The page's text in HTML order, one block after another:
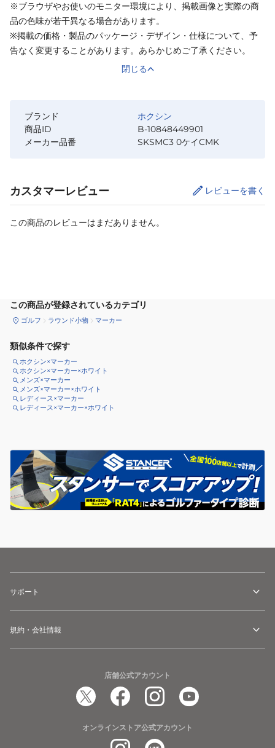
※ブラウザやお使いのモニター環境により、掲載画像と実際の商
品の色味が若干異なる場合があります。
※掲載の価格・製品のパッケージ・デザイン・仕様について、予
告なく変更することがあります。あらかじめご了承ください。
閉じる
ブランド
ホクシン
商品ID
B-10848449901
メーカー品番
SKSMC3 0ケイCMK
カスタマーレビュー レビューを書く
この商品のレビューはまだありません。
この商品が登録されているカテゴリ
ゴルフ ラウンド小物 マーカー
類似条件で探す
ホクシン×マーカー
ホクシン×マーカー×ホワイト
メンズ×マーカー
メンズ×マーカー×ホワイト
レディース×マーカー
レディース×マーカー×ホワイト
サポート
規約・会社情報
店舗公式アカウント
オンラインストア公式アカウント